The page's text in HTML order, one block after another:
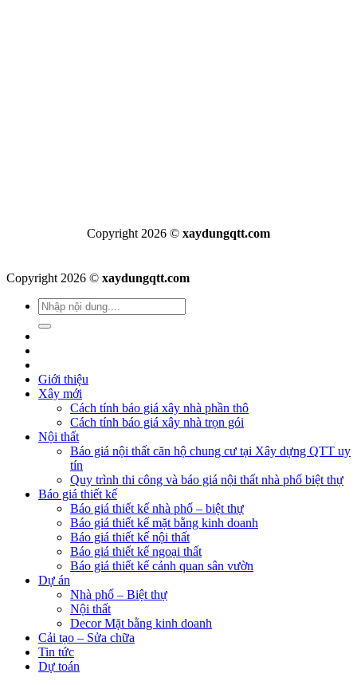
Copyright 2026 © xaydungqtt.com
Copyright 2026 © xaydungqtt.com
Giới thiệu
Xây mới
Cách tính báo giá xây nhà phần thô
Cách tính báo giá xây nhà trọn gói
Nội thất
Báo giá nội thất căn hộ chung cư tại Xây dựng QTT uy
tín
Quy trình thi công và báo giá nội thất nhà phố biệt thự
Báo giá thiết kế
Báo giá thiết kế nhà phố – biệt thự
Báo giá thiết kế mặt bằng kinh doanh
Báo giá thiết kế nội thất
Báo giá thiết kế ngoại thất
Báo giá thiết kế cảnh quan sân vườn
Dự án
Nhà phố – Biệt thự
Nội thất
Decor Mặt bằng kinh doanh
Cải tạo – Sửa chữa
Tin tức
Dự toán